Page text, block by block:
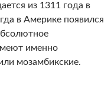
из 1311 года в
в Америке появился
именно
мозамбикские.